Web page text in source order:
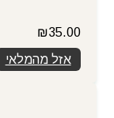
₪35.00
אזל מהמלאי